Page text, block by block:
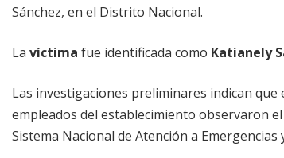
Sánchez, en el Distrito Nacional.
La víctima fue identificada como Katianely
Las investigaciones preliminares indican que
empleados del establecimiento observaron
Sistema Nacional de Atención a Emergencias